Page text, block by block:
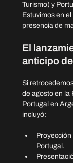
Turismo) y
Estuvimos en
presencia de
El
anticipo
Si
de agosto en la
Portugal en
incluyó:
Proyección
Portugal.